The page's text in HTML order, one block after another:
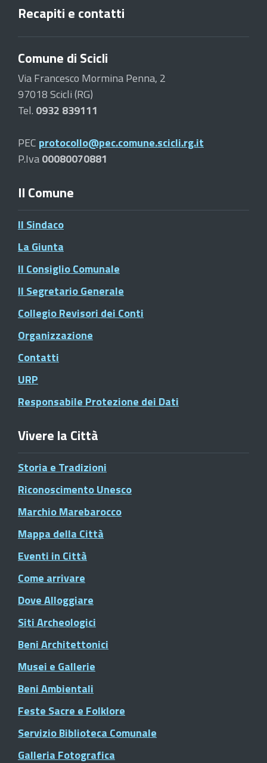
Recapiti e contatti
Comune di Scicli
Via Francesco Mormina Penna, 2
97018 Scicli (RG)
Tel. 0932 839111
PEC protocollo@pec.comune.scicli.rg.it
P.Iva00080070881
Il Comune
Il Sindaco
La Giunta
Il Consiglio Comunale
Il Segretario Generale
Collegio Revisori dei Conti
Organizzazione
Contatti
URP
Responsabile Protezione dei Dati
Vivere la Città
Storia e Tradizioni
Riconoscimento Unesco
Marchio Marebarocco
Mappa della Città
Eventi in Città
Come arrivare
Dove Alloggiare
Siti Archeologici
Beni Architettonici
Musei e Gallerie
Beni Ambientali
Feste Sacre e Folklore
Servizio Biblioteca Comunale
Galleria Fotografica